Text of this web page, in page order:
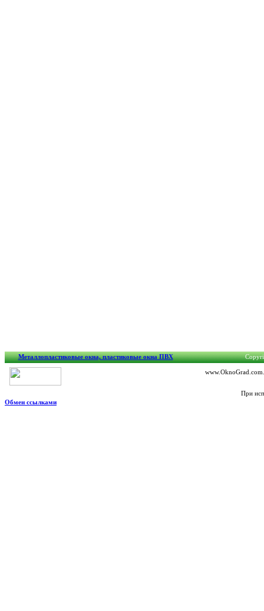
Металлопластиковые окна, пластиковые окна ПВХ
При
Обмен ссылками